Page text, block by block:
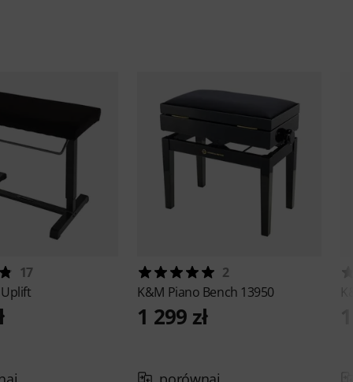
17
2
K&M Piano Bench 13950
1 299 zł